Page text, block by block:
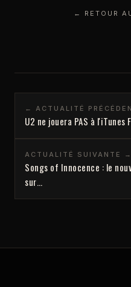
← RETOUR
← ACTUALITÉ
U2 ne jouera PAS à
ACTUALITÉ SUIVANTE →
Songs of Innocence : le
sur…